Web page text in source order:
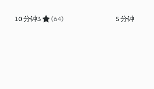
10 分钟3 (64) 5 分钟